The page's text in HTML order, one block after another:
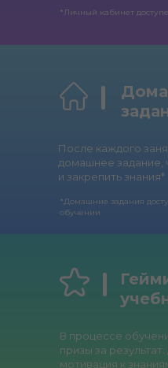
*Личный кабинет
После каждого
домашнее задание,
и закрепить знания*
*Домашние задания
обучении
В процессе
призы за
мотивация к